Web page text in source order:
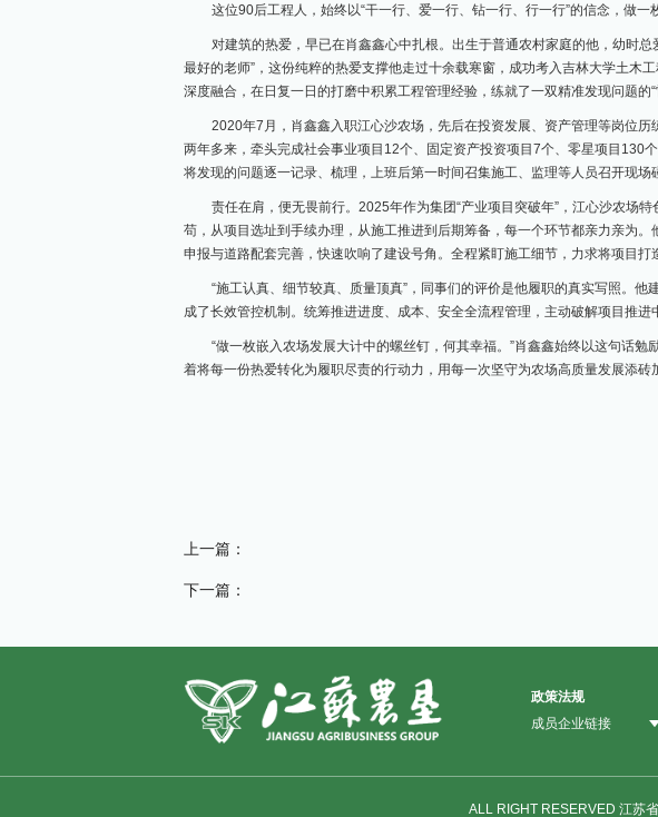
这位90后工程人，始终以“干一行、爱一行、钻一行、行一行”的信念，做
对建筑的热爱，早已在肖鑫鑫心中扎根。出生于普通农村家庭的他，幼时
最好的老师”，这份纯粹的热爱支撑他走过十余载寒窗，成功考入吉林大学土木
深度融合，在日复一日的打磨中积累工程管理经验，练就了一双精准发现问题
2020年7月，肖鑫鑫入职江心沙农场，先后在投资发展、资产管理等岗位
两年多来，牵头完成社会事业项目12个、固定资产投资项目7个、零星项目130
将发现的问题逐一记录、梳理，上班后第一时间召集施工、监理等人员召开现场
责任在肩，便无畏前行。2025年作为集团“产业项目突破年”，江心沙农场
苟，从项目选址到手续办理，从施工推进到后期筹备，每一个环节都亲力亲为
申报与道路配套完善，快速吹响了建设号角。全程紧盯施工细节，力求将项目打
“施工认真、细节较真、质量顶真”，同事们的评价是他履职的真实写照。
成了长效管控机制。统筹推进进度、成本、安全全流程管理，主动破解项目推进
“做一枚嵌入农场发展大计中的螺丝钉，何其幸福。”肖鑫鑫始终以这句话
着将每一份热爱转化为履职尽责的行动力，用每一次坚守为农场高质量发展添砖
上一篇：
下一篇：
政策法规
成员企业链接
ALL RIGHT RESERVED 江苏